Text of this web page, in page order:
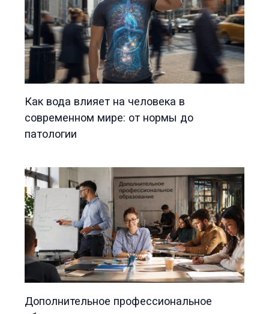
Как вода влияет на человека в
современном мире: от нормы до
патологии
Дополнительное профессиональное